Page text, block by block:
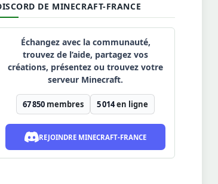
DE MINECRAFT-FRANCE
Échangez avec la communauté,
trouvez de l’aide, partagez vos
créations, présentez ou trouvez votre
serveur Minecraft.
67 850 membres 5 014en ligne
REJOINDRE MINECRAFT-FRANCE